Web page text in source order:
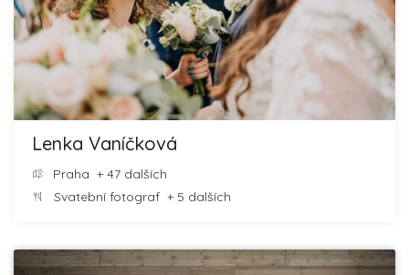
Lenka Vaníčková
Praha + 47 dalších
Svatební fotograf + 5 dalších